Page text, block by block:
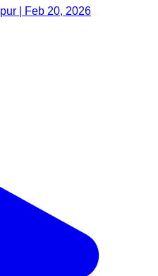
| Feb 20, 2026